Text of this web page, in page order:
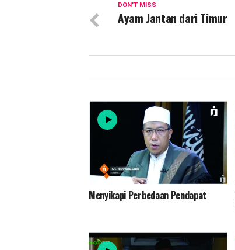
DON'T MISS
Ayam Jantan dari Timur
Menyikapi Perbedaan Pendapat